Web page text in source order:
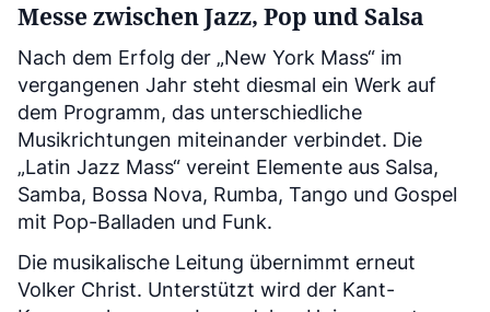
Messe zwischen Jazz, Pop und Salsa
Nach dem Erfolg der „New York Mass“ im
vergangenen Jahr steht diesmal ein Werk auf
dem Programm, das unterschiedliche
Musikrichtungen miteinander verbindet. Die
„Latin Jazz Mass“ vereint Elemente aus Salsa,
Samba, Bossa Nova, Rumba, Tango und Gospel
mit Pop-Balladen und Funk.
Die musikalische Leitung übernimmt erneut
Volker Christ. Unterstützt wird der Kant-